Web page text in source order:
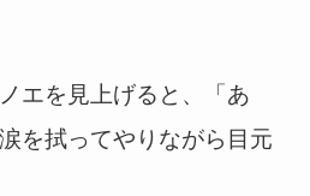
エを見上げると、「あ
を拭ってやりながら目元